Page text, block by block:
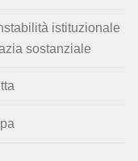
istituzionale
sostanziale